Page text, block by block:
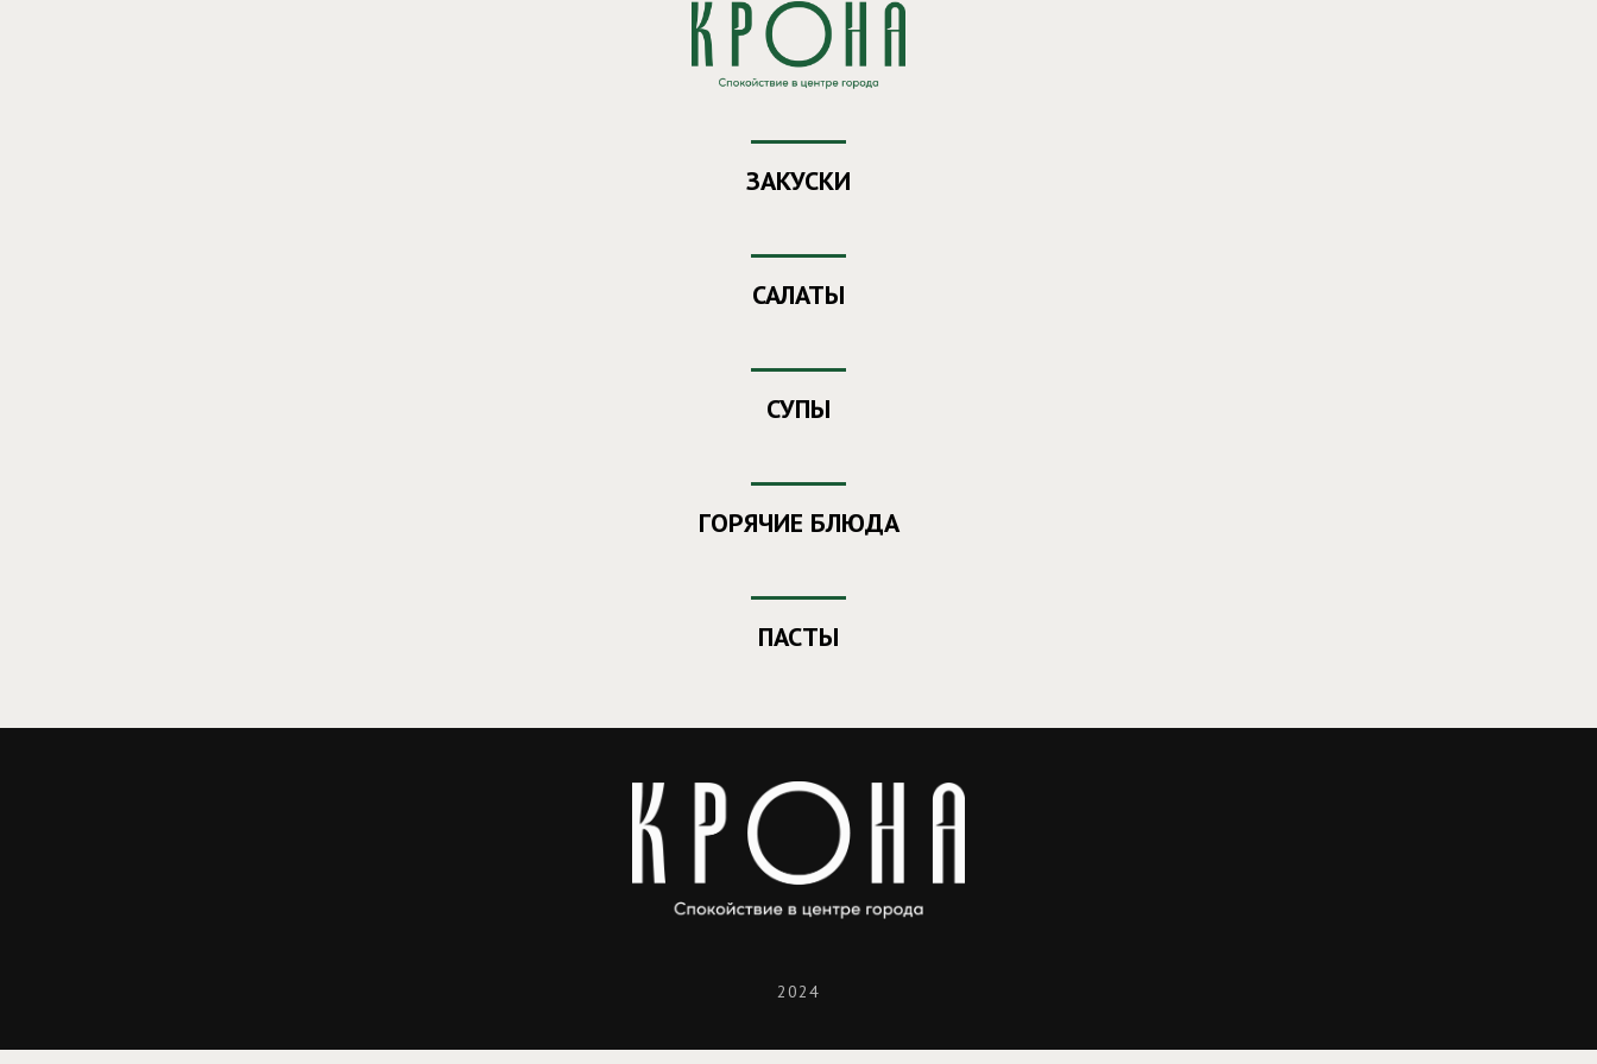
Заказ еды из ресторана "Крона"
Ваш номер- 312
ЗАКУСКИ
САЛАТЫ
СУПЫ
ГОРЯЧИЕ БЛЮДА
ПАСТЫ
2024